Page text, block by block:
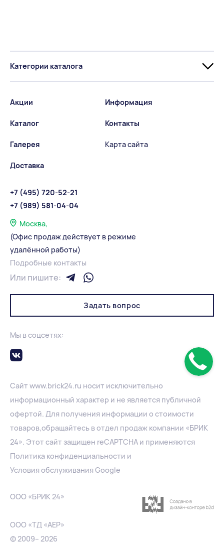
Категории каталога
Акции
Каталог
Галерея
Доставка
Информация
Контакты
Карта сайта
+7 (495) 720-52-21
+7 (989) 581-04-04
Москва,
(Офис продаж действует в режиме
удалённой работы)
Подробные контакты
Или пишите:
Задать вопрос
Мы в соцсетях:
Сайт www.brick24.ru носит исключительно
информационный характер и не является публичной
офертой. Для получения информации о стоимости
товаров,обращайтесь в отдел продаж компании «БРИК
24». Этот сайт защищен reCAPTCHA и применяются
Политика конфиденциальности и
Условия обслуживания Google
ООО «БРИК 24»
ООО «ТД «АЕР»
© 2009– 2026